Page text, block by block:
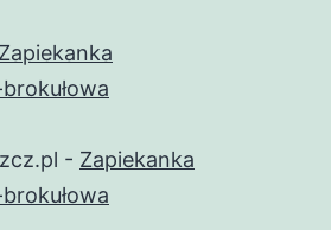
Zapiekanka
- Zapiekanka